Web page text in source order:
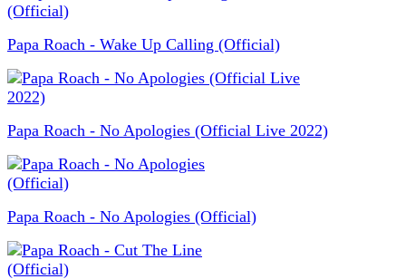
Papa Roach - Wake Up Calling (Official)
Papa Roach - No Apologies (Official Live 2022)
Papa Roach - No Apologies (Official)